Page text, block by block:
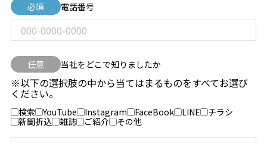
電話番号
必須
当社をどこで知りましたか
任意
※以下の選択肢の中から当てはまるものをすべてお選び
ください。
検索 YouTube Instagram FaceBook LINE
チラシ
新聞折込
雑誌 ご紹介 その他